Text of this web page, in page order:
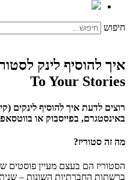
חיפוש
To Your Stories
רוצים לדעת איך להוסיף לינקים
באינסטגרם, בפייסבוק או
מה זה סטוריז?
הסטוריז הם בעצם מעיין פוסטים
ברשתות החברתיות השונות –